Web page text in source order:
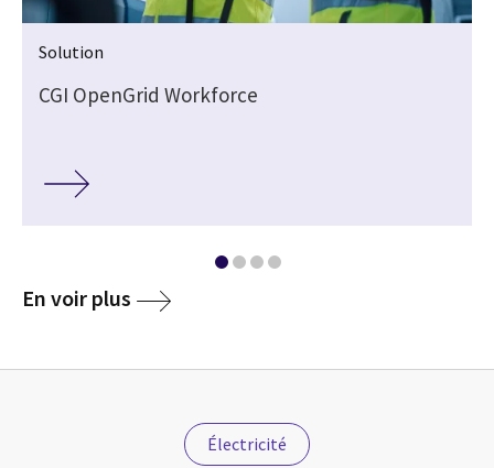
Solution
CGI OpenGrid Workforce
En voir plus
Électricité